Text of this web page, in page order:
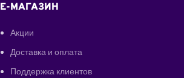
E-МАГАЗИН
Акции
Доставка и оплата
Поддержка клиентов